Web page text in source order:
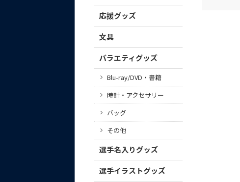
応援グッズ
文具
バラエティグッズ
Blu-ray/DVD・書籍
時計・アクセサリー
バッグ
その他
選手名入りグッズ
選手イラストグッズ